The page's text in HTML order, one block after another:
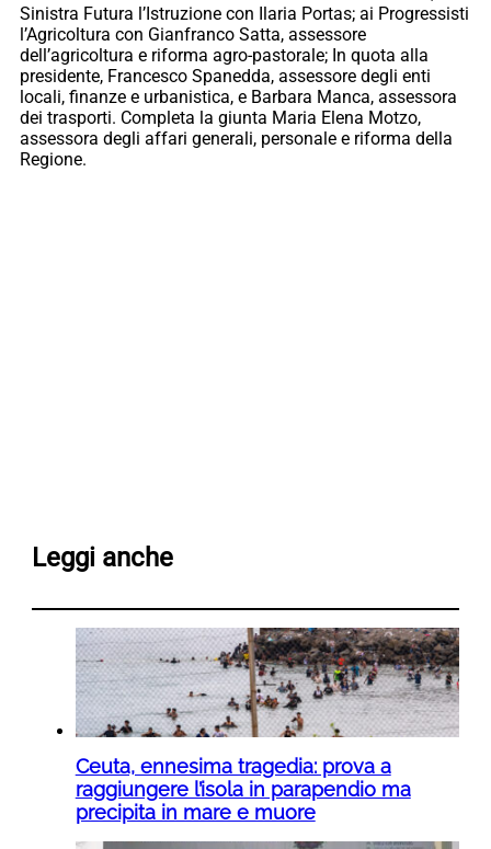
Sinistra Futura l’Istruzione con Ilaria Portas; ai Progressisti
l’Agricoltura con Gianfranco Satta, assessore
dell’agricoltura e riforma agro-pastorale; In quota alla
presidente, Francesco Spanedda, assessore degli enti
locali, finanze e urbanistica, e Barbara Manca, assessora
dei trasporti. Completa la giunta Maria Elena Motzo,
assessora degli affari generali, personale e riforma della
Regione.
Leggi anche
Ceuta, ennesima tragedia: prova a
raggiungere l’isola in parapendio ma
precipita in mare e muore